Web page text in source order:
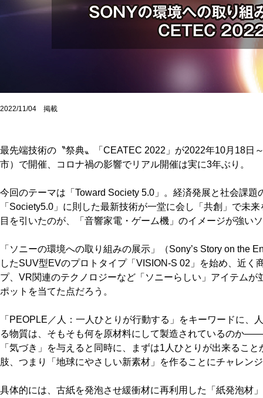
2022/11/04 掲載
最先端技術の〝祭典〟「CEATEC 2022」が2022年10月18日
市）で開催、コロナ禍の影響でリアル開催は実に3年ぶり。
今回のテーマは「Toward Society 5.0」。経済発展と社会課
「Society5.0」に則した最新技術が一堂に会し「共創」で未
目を引いたのが、「音響家電・ゲーム機」のイメージが強い
「ソニーの環境への取り組みの展示」（Sony’s Story on the
したSUV型EVのプロトタイプ「VISION-S 02」を始め、近く
プ、VR関連のテクノロジーなど「ソニーらしい」アイテム
ポットを当てた点だろう。
「PEOPLE／人：一人ひとりが行動する」をキーワードに、
る物質は、そもそも何を原材料にして製造されているのか
「気づき」を与えると同時に、まずは1人ひとりが出来るこ
肢、つまり「地球にやさしい新素材」を作ることにチャレン
具体的には、古紙を発泡させ緩衝材に再利用した「紙発泡材